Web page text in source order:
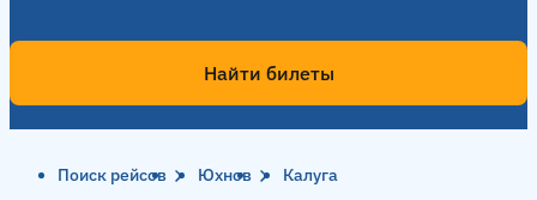
Найти билеты
Поиск рейсов Юхнов Калуга